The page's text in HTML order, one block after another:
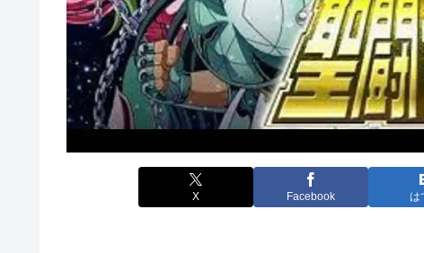
X Facebook は